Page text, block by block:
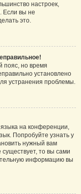
настроек,
Если вы не
это.
пояс, но время
установлено
устранения проблемы.
на конференции,
Попробуйте узнать у
нужный вам
существует, то вы сами
информацию вы